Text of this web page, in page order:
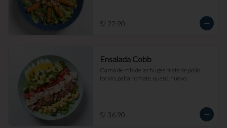
S/ 22.90
Ensalada Cobb
Cama de mix de lechugas, filete de pollo,
tocino, palta, tomate, queso, huevo.
S/ 36.90